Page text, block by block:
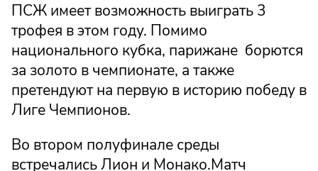
ПСЖ имеет возможность выиграть 3
трофея в этом году. Помимо
национального кубка, парижане борются
за золото в чемпионате, а также
претендуют на первую в историю победу в
Лиге Чемпионов.
Во втором полуфинале среды
встречались Лион и Монако.Матч